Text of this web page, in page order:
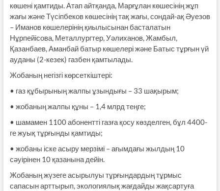
көшені қамтиды. Атап айтқанда, Марғұлан көшесінің жұп
жағы және Түсіпбеков көшесінің тақ жағы, сондай-ақ Әуезов
– Иманов көшелерінің қиылысынан басталатын
Нұрпейісова, Металлургтер, Уәлиханов, Жамбыл,
Қазанбаев, Аманбай батыр көшелері және Батыс тұрғын үй
ауданы (2-кезек) газбен қамтылады.
Жобаның негізгі көрсеткіштері:
• газ құбырының жалпы ұзындығы – 33 шақырым;
• жобаның жалпы құны – 1,4 млрд теңге;
• шамамен 1100 абонентті газға қосу көзделген, бұл 4400-
ге жуық тұрғынды қамтиды;
• жобаны іске асыру мерзімі – ағымдағы жылдың 10
сәуірінен 10 қазанына дейін.
Жобаның жүзеге асырылуы тұрғындардың тұрмыс
сапасын арттырып, экологиялық жағдайды жақсартуға